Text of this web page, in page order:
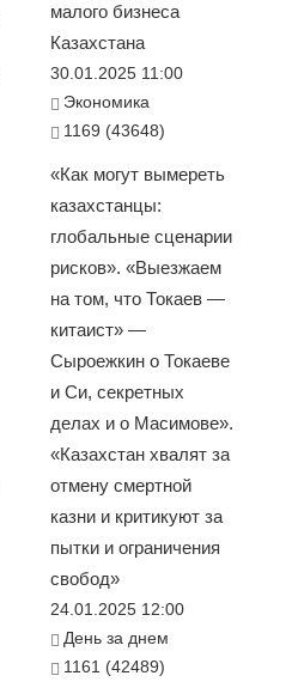
малого бизнеса
Казахстана
30.01.2025 11:00
Экономика
1169 (43648)
«Как могут вымереть
казахстанцы:
глобальные сценарии
рисков». «Выезжаем
на том, что Токаев —
китаист» —
Сыроежкин о Токаеве
и Си, секретных
делах и о Масимове».
«Казахстан хвалят за
отмену смертной
казни и критикуют за
пытки и ограничения
свобод»
24.01.2025 12:00
День за днем
1161 (42489)